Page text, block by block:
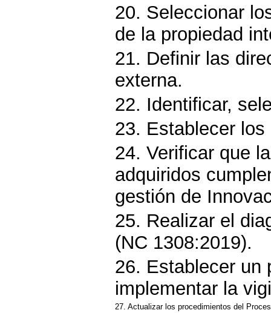
20. Seleccionar
de la propiedad
21. Definir las
externa.
22. Identificar,
23. Establecer
24. Verificar que
adquiridos
gestión de
25. Realizar el
(NC 1308:2019).
26. Establecer un
implementar la
27. Actualizar los procedimientos del